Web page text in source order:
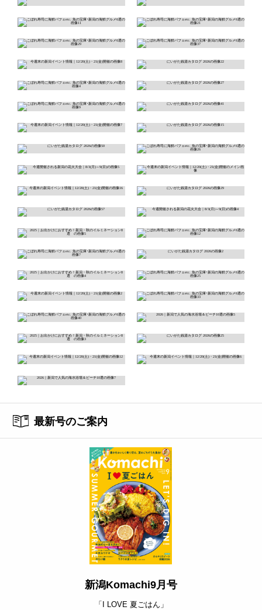
最新号のご案内
新潟Komachi9月号
「I LOVE 夏ごはん」